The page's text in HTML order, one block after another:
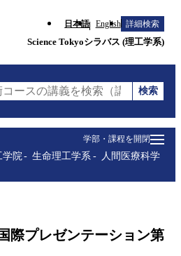
日本語 English 詳細検索
Science Tokyoシラバス (理工学系)
ースの講義を検索（講義名・科
検索
学部・課程を開閉
学院 生命理工学系
人間医療科学
際プレゼンテーション第